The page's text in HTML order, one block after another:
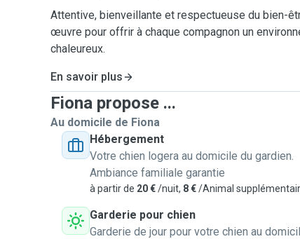
Attentive, bienveillante et respectueuse du bien-
œuvre pour offrir à chaque compagnon un
chaleureux.
En savoir plus
Fiona propose ...
Au domicile de Fiona
Hébergement
Votre chien logera au domicile du gardien.
Ambiance familiale garantie
à partir de 20 €/nuit, 8 €/Animal
Garderie pour chien
Garderie de jour pour votre chien au